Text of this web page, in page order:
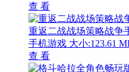
查 看
重返二战战场策略战争
手机游戏 大小:123.61
查 看